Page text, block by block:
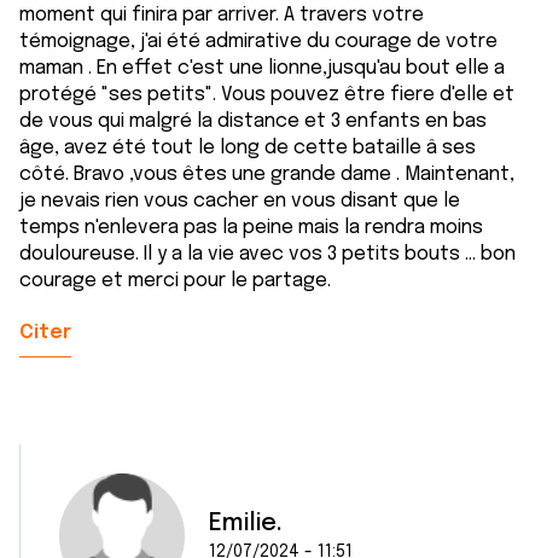
moment qui finira par arriver. A travers votre
témoignage, j'ai été admirative du courage de votre
maman . En effet c'est une lionne,jusqu'au bout elle a
protégé "ses petits". Vous pouvez être fiere d'elle et
de vous qui malgré la distance et 3 enfants en bas
âge, avez été tout le long de cette bataille â ses
côté. Bravo ,vous êtes une grande dame . Maintenant,
je nevais rien vous cacher en vous disant que le
temps n'enlevera pas la peine mais la rendra moins
douloureuse. Il y a la vie avec vos 3 petits bouts ... bon
courage et merci pour le partage.
Citer
Emilie.
12/07/2024 - 11:51